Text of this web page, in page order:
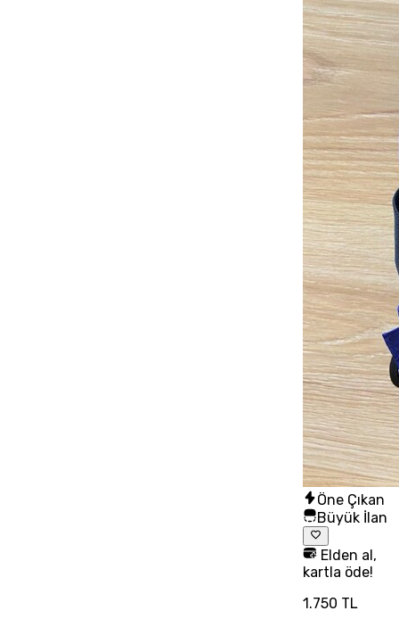
Öne Çıkan
Büyük İlan
Elden al,
kartla öde!
1.750 TL